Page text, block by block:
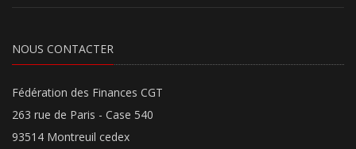
NOUS CONTACTER
Fédération des Finances CGT
263 rue de Paris - Case 540
93514 Montreuil cedex